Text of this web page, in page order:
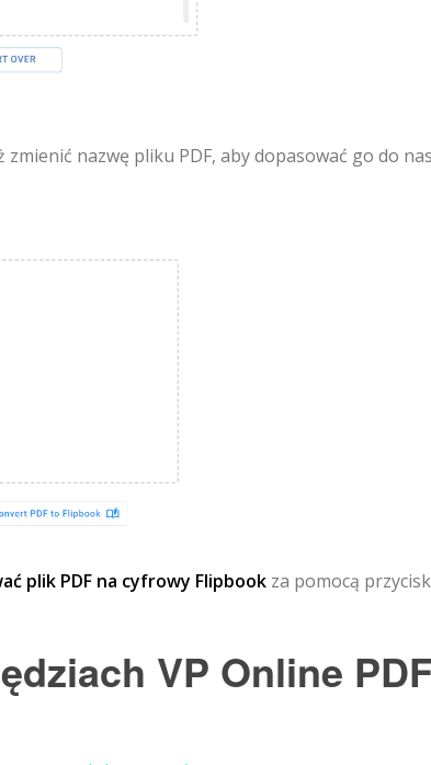
nazwę pliku PDF, aby dopasować go do
plik PDF na cyfrowy Flipbook za pomocą
VP Online